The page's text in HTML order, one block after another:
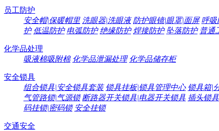
员工防护
安全帽|保暖帽里 洗眼器|洗眼液 防护眼镜|眼罩|面屏 呼吸
护 低温防护 电弧防护 绝缘防护 焊接防护 坠落防护 普通
化学品处理
吸液棉吸附棉 化学品泄漏处理 化学品储存柜
安全锁具
组合锁具|安全锁具套装 锁具挂板|锁具管理中心 锁具箱|
气管路锁|气源锁 断路器开关锁具|电器开关锁具 插头锁
码挂锁|密码锁 安全挂锁
交通安全